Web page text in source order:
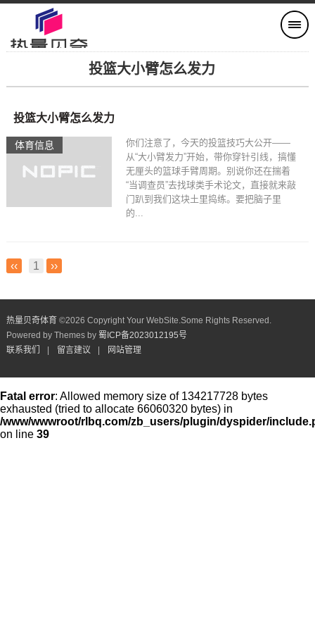
投篮大小臂怎么发力
体育信息
投篮大小臂怎么发力
你们注意了，今天的投篮技巧大公开——
从“大小臂发力”开始，带你穿针引线，搞懂
无厘头的篮球手臂周期。别说你还在揣着
“当调查员”去找球类手术论文，直接就来敲
门趴到我们这块土里捣练。要把脑子里
的...
‹‹ 1 ››
热量贝奇体育 ©2026 Copyright Your WebSite.Some Rights Reserved.
Powered by Themes by 蜀ICP备2023012195号
联系我们
留言建议 网站管理
Fatal error: Allowed memory size of 134217728 bytes
exhausted (tried to allocate 66060320 bytes) in
/www/wwwroot/rlbq.com/zb_users/plugin/dyspider/
on line 39